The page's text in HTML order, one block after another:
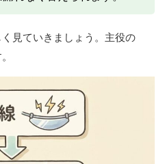
見ていきましょう。主役の